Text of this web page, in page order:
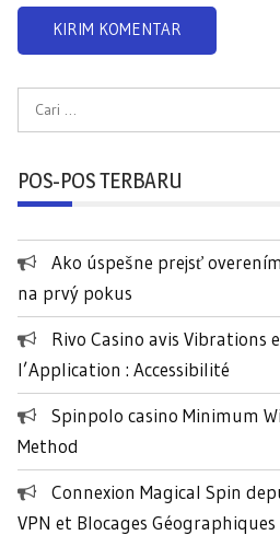
a
n
t
u
k
:
POS-POS TERBARU
Ako úspešne prejsť
na prvý pokus
Rivo Casino avis Vibrations
l’Application : Accessibilité
Spinpolo casino Minimum
Method
Connexion Magical Spin
VPN et Blocages Géographiques